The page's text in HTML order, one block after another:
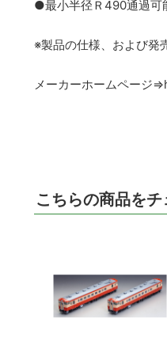
●最小半径Ｒ490通過可
※製品の仕様、および発
メーカーホームペー
こちらの商品を